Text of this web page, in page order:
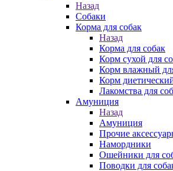
Назад
Собаки
Корма для собак
Назад
Корма для собак
Корм сухой для
Корм влажный
Корм
Лакомства для
Амуниция
Назад
Амуниция
Прочие
Намордники
Ошейники для
Поводки для